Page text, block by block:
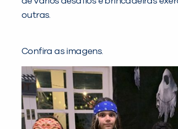
outras.
Confira as imagens.